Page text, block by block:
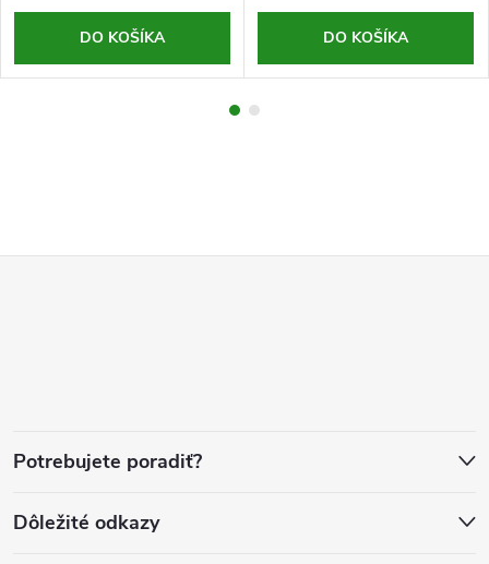
DO KOŠÍKA DO KOŠÍKA
äPotrebujete poradiť?
Dôležité odkazy